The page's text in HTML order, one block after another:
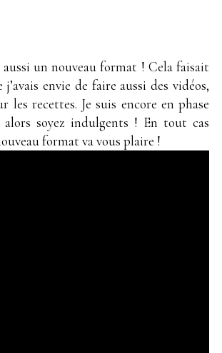
aussi un nouveau format ! Cela faisait
envie de faire aussi des vidéos,
les recettes. Je suis encore en phase
alors soyez indulgents ! En tout cas
format va vous plaire !